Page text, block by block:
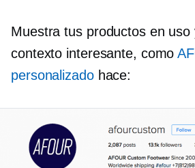
Muestra tus productos en uso
contexto interesante, como
personalizadohace: